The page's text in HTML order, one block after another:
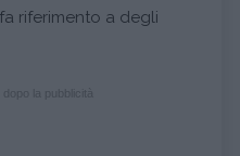
riferimento a degli